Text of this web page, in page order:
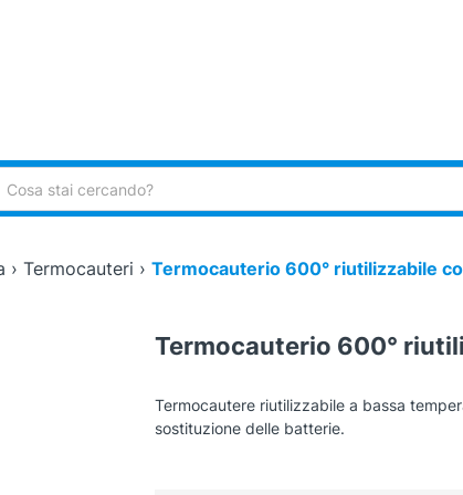
› Termocauteri › Termocauterio 600° riutilizzabile
Termocauterio 600°
Termocautere riutilizzabile a bassa
sostituzione delle batterie.